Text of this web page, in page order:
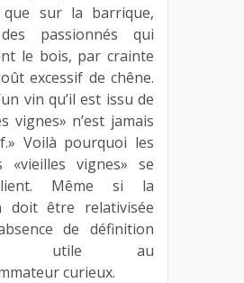
que sur la barrique,
passionnés qui
le bois, par crainte
excessif de chêne.
vin qu’il est issu de
vignes» n’est jamais
Voilà pourquoi les
«vieilles vignes» se
Même si la
doit être relativisée
de définition
utile au
curieux.